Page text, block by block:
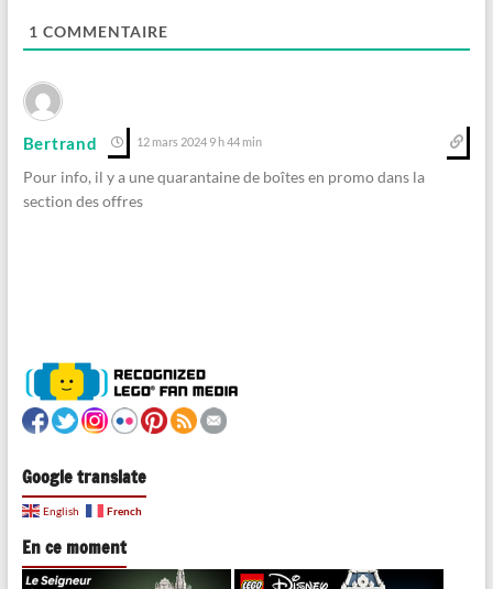
1 COMMENTAIRE
Bertrand 12 mars 2024 9 h 44 min
Pour info, il y a une quarantaine de boîtes en promo dans la
section des offres
Google translate
English French
En ce moment